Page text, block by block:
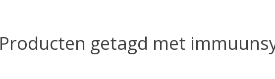
Producten getagd met